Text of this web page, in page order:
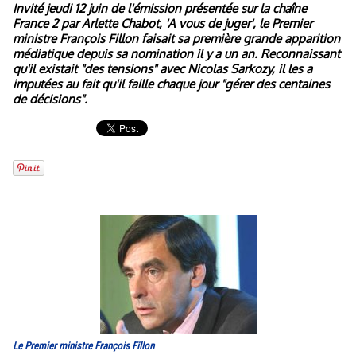
Invité jeudi 12 juin de l'émission présentée sur la chaîne
France 2 par Arlette Chabot, 'A vous de juger', le Premier
ministre François Fillon faisait sa première grande apparition
médiatique depuis sa nomination il y a un an. Reconnaissant
qu'il existait "des tensions" avec Nicolas Sarkozy, il les a
imputées au fait qu'il faille chaque jour "gérer des centaines
de décisions".
Le Premier ministre François Fillon